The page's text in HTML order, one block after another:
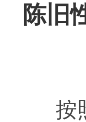
陈旧
按照